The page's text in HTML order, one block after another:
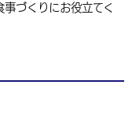
・スポーツ・人権
療
を探す
聴
づくりにお役立てく